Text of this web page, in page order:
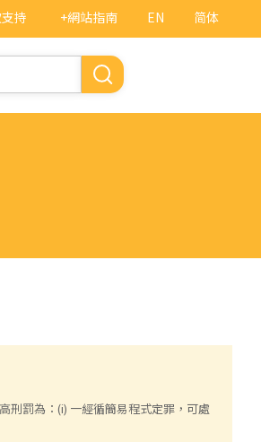
EN 简体
持 +網站指南
刑罰為：(i) 一經循簡易程式定罪，可處